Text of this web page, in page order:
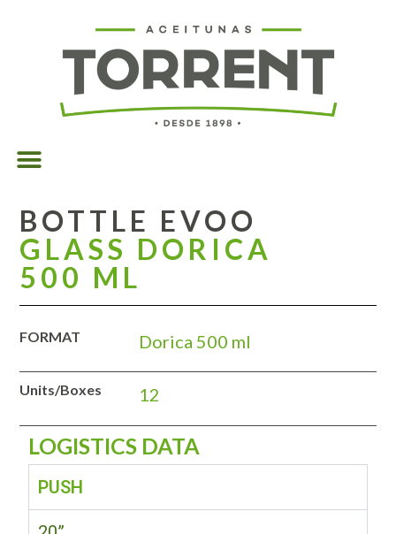
BOTTLE EVOO
GLASS DORICA
500 ML
FORMAT Dorica 500 ml
Units/Boxes 12
LOGISTICS DATA
PUSH